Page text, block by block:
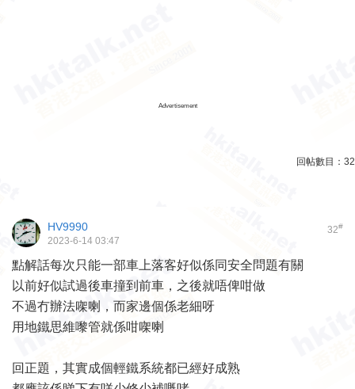
Advertisement
回帖數目： 32
32#
HV9990
2023-6-14 03:47
點解話每次只能一部車上落客好似係同安全問題有關
以前好似試過後車撞到前車，之後就唔俾咁做
不過冇辦法㗎喇，而家邊個係老細呀
用地鐵思維嚟管就係咁㗎喇
回正題，其實成個輕鐵系統都已經好成熟